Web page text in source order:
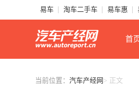
易车 淘车二手车 易车惠
首
当前位置： 汽车产经网 > 正文